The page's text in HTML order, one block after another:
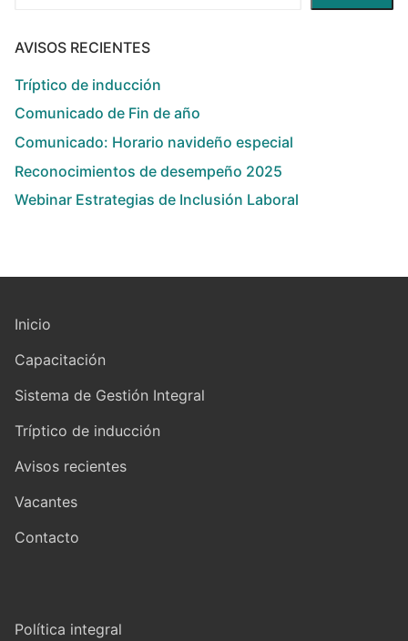
AVISOS RECIENTES
Tríptico de inducción
Comunicado de Fin de año
Comunicado: Horario navideño especial
Reconocimientos de desempeño 2025
Webinar Estrategias de Inclusión Laboral
Inicio
Capacitación
Sistema de Gestión Integral
Tríptico de inducción
Avisos recientes
Vacantes
Contacto
Política integral